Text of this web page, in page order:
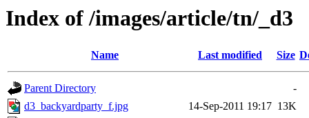
Index of /images/article/tn/_d3
Name Last modified Size
Parent Directory
-
d3_backyardparty_f.jpg
14-Sep-2011 19:17 13K